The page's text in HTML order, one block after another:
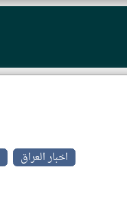
اخبار العراق